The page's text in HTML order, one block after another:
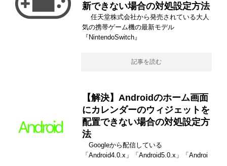
新できない場合の対処設定方法
任天堂株式会社から発売されている大人
気の携帯ゲーム機の最新モデル
『NintendoSwitch』
記事を読む
【解決】Androidのホーム画面
にカレンダーのウィジェットを
配置できない場合の対処設定方
法
Googleから配信している
「Android4.0.x」「Android5.0.x」「Androi